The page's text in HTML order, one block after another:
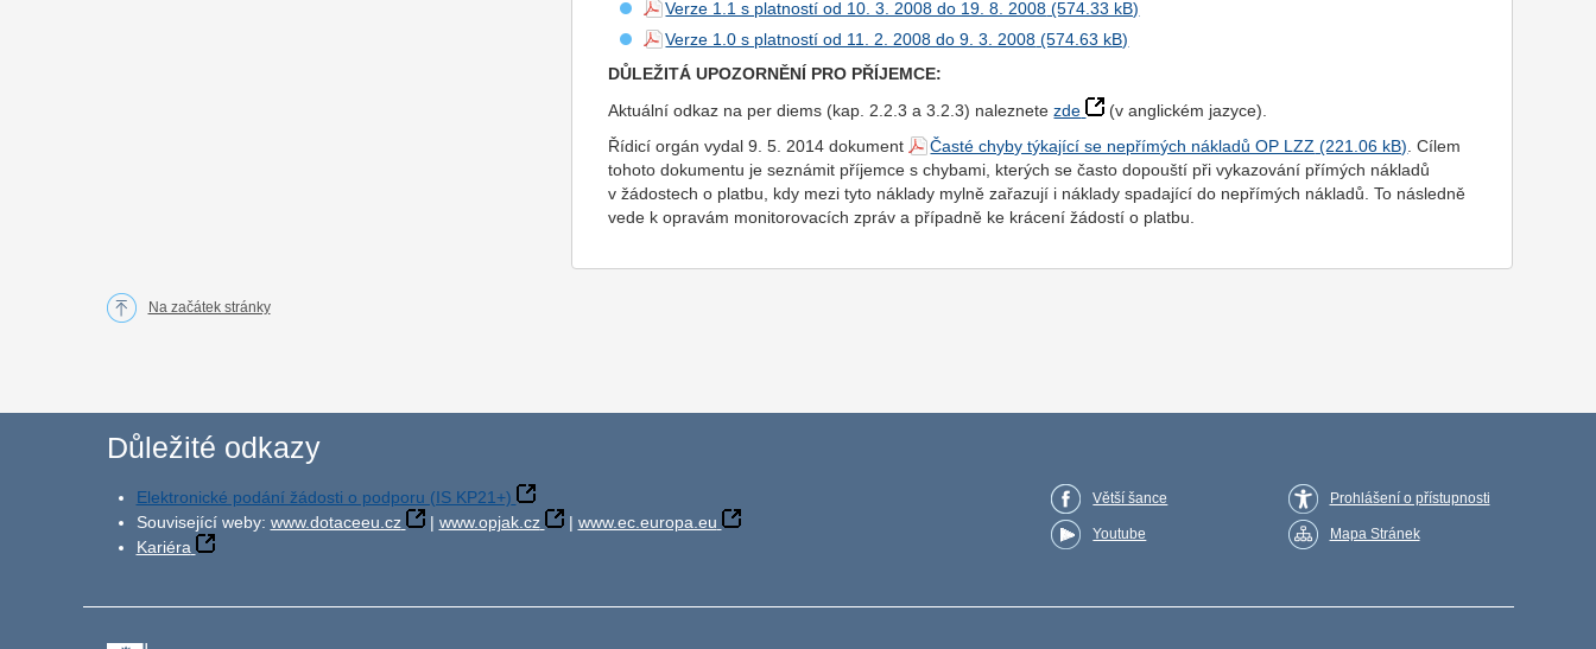
Verze 1.1 s platností od 10. 3. 2008 do 19. 8. 2008
Verze 1.0 s platností od 11. 2. 2008 do 9. 3. 2008
DŮLEŽITÁ UPOZORNĚNÍ PRO PŘÍJEMCE:
Aktuální odkaz na per diems (kap. 2.2.3 a 3.2.3) naleznetezde (v anglickém jazyce)
Řídicí orgán vydal 9. 5. 2014 dokument
Časté chyby týkající se nepřímých nákladů OP LZZ
. Cílem
tohoto dokumentu je seznámit příjemce s chybami, kterých se často dopouští při vykazování přímých nákladů
v žádostech o platbu, kdy mezi tyto náklady mylně zařazují i náklady spadající do nepřímých nákladů. To následně
vede k opravám monitorovacích zpráv a případně ke krácení žádostí o platbu.
Na začátek stránky
Důležité odkazy
Elektronické podání žádosti o podporu (IS KP21+)
Související weby: www.dotaceeu.cz | www.opjak.cz | www.ec.europa.eu
Kariéra
Větší šance
Youtube
Prohlášení o přístupnosti
Mapa Stránek